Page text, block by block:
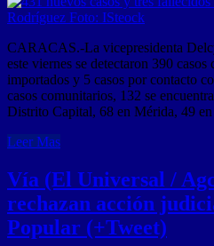
CARACAS.-La vicepresidenta
este viernes se detectaron 390
importados y 5 casos por contacto
casos comunitarios, 132 se
Distrito Capital, 68 en Mérida, 49
Leer Mas
Vía (El Universal /
rechazan acción
Popular (+Tweet)